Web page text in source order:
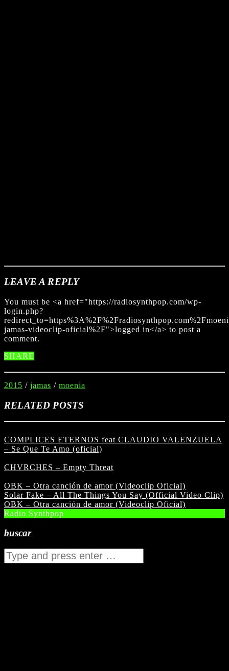
LEAVE A REPLY
You must be <a href="https://radiosynthpop.com/wp-
login.php?
jamas-videoclip-oficial%2F">logged in</a> to post a
comment.
SHARE
2015 / jamas / moenia
RELATED POSTS
COMPLICES ETERNOS feat CLAUDIO VALENZUELA
– Se Que Te Amo (oficial)
CHVRCHES – Empty Threat
OBK – Otra canción de amor (Videoclip Oficial)
Solar Fake – All The Things You Say (Official Video Clip)
OBK – Otra canción de amor (Videoclip Oficial)
Radio Synthpop
buscar